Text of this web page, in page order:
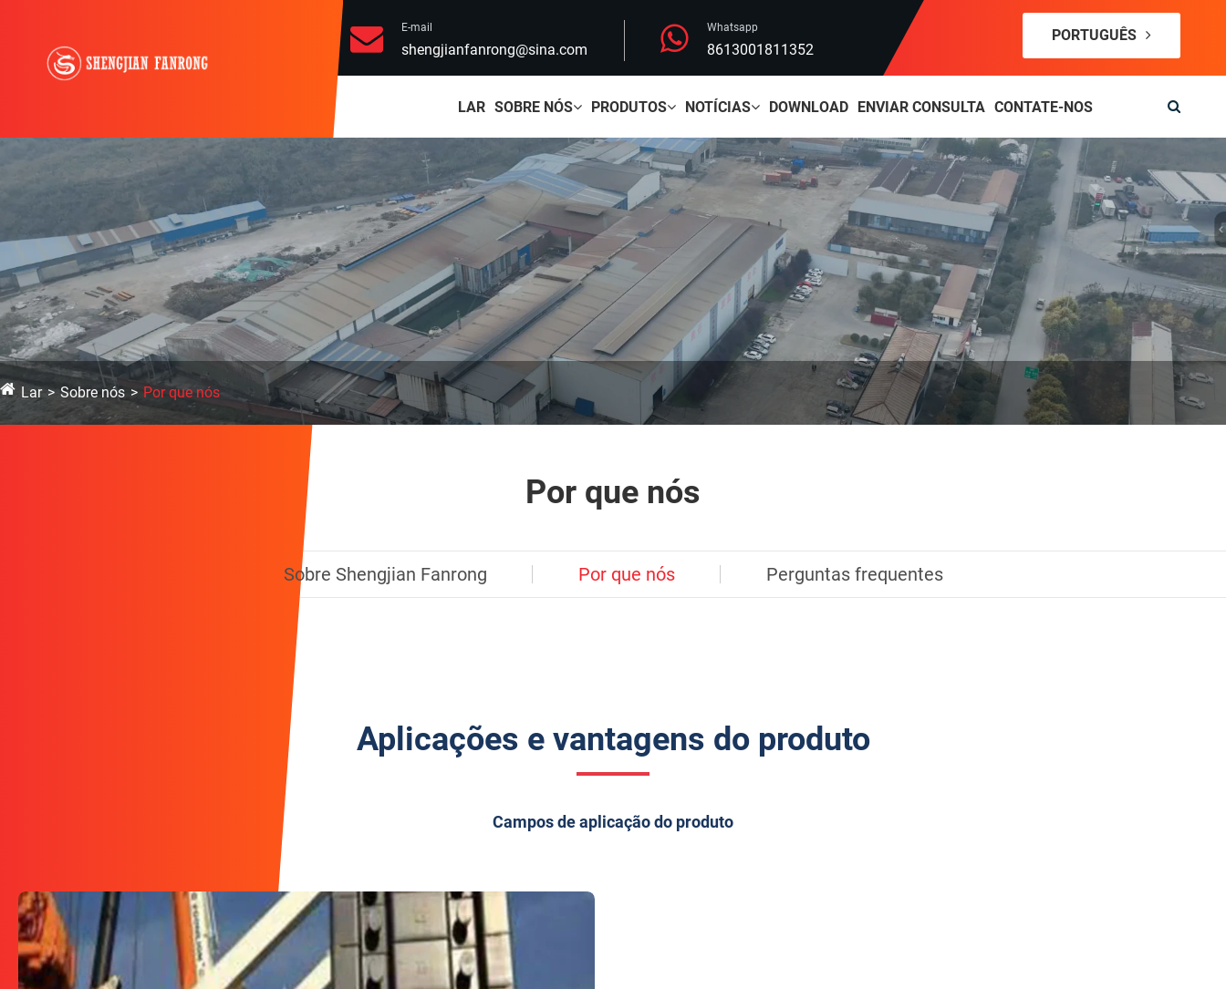
E-mail
shengjianfanrong@sina.com
Whatsapp
8613001811352
PORTUGUÊS
LAR SOBRE NÓS PRODUTOS NOTÍCIAS DOWNLOAD ENVIAR CONSULTA CONTATE-NOS
Lar Sobre nós Por que nós
Por que nós
Sobre Shengjian Fanrong Por que nós Perguntas frequentes
Aplicações e vantagens do produto
Campos de aplicação do produto